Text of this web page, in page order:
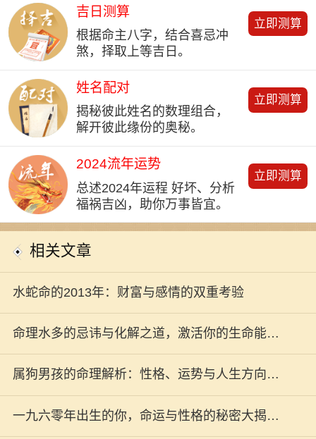
吉日测算
根据命主八字，结合喜忌冲
煞，择取上等吉日。
立即测算
姓名配对
揭秘彼此姓名的数理组合，
解开彼此缘份的奥秘。
立即测算
2024流年运势
总述2024年运程 好坏、分析
福祸吉凶，助你万事皆宜。
立即测算
相关文章
水蛇命的2013年：财富与感情的双重考验
命理水多的忌讳与化解之道，激活你的生命能
量！
属狗男孩的命理解析：性格、运势与人生方向大
揭秘！
一九六零年出生的你，命运与性格的秘密大揭